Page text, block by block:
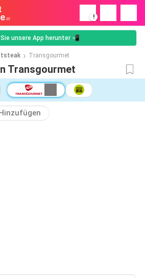
!
Sie unsere App herunter 📲
Transgourmet
Transgourmet